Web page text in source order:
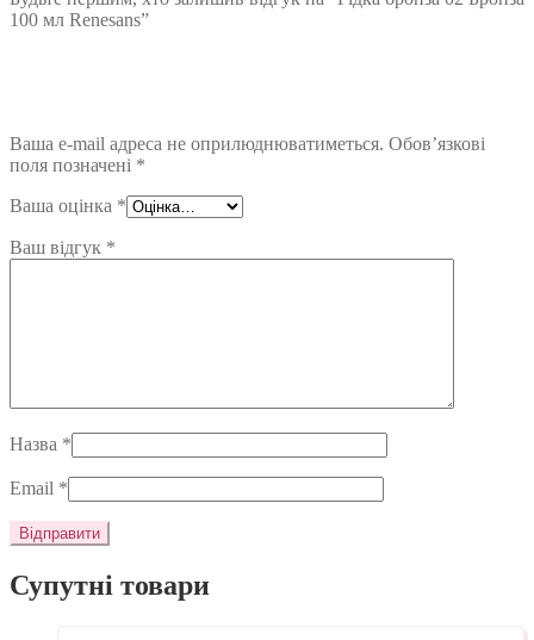
100 мл Renesans”
Ваша e-mail адреса не оприлюднюватиметься. Обов’язкові
поля позначені *
Ваша оцінка *
Ваш відгук *
Назва *
Email *
Супутні товари